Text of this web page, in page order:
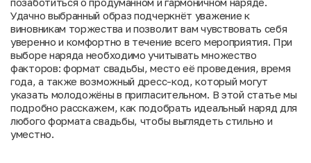
Удачно выбранный образ подчеркнёт уважение к
виновникам торжества и позволит вам чувствовать себя
уверенно и комфортно в течение всего мероприятия. При
выборе наряда необходимо учитывать множество
факторов: формат свадьбы, место её проведения, время
года, а также возможный дресс-код, который могут
указать молодожёны в пригласительном. В этой статье мы
подробно расскажем, как подобрать идеальный наряд для
любого формата свадьбы, чтобы выглядеть стильно и
уместно.